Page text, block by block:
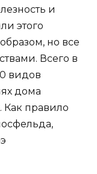
и
этого
но все
Всего в
видов
дома
Как правило